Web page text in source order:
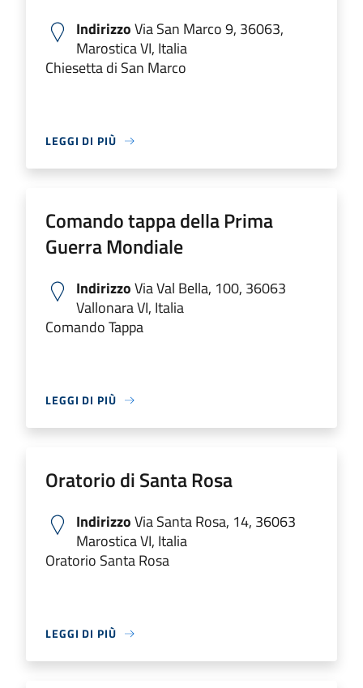
IndirizzoVia San Marco 9, 36063,
Marostica VI, Italia
Chiesetta di San Marco
LEGGI DI PIÙ
Comando tappa della Prima
Guerra Mondiale
IndirizzoVia Val Bella, 100, 36063
Vallonara VI, Italia
Comando Tappa
LEGGI DI PIÙ
Oratorio di Santa Rosa
IndirizzoVia Santa Rosa, 14, 36063
Marostica VI, Italia
Oratorio Santa Rosa
LEGGI DI PIÙ